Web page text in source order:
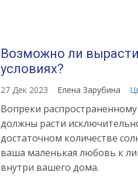
Возможно ли
условиях?
27 Дек 2023 Елена Зарубина
Вопреки
должны расти
достаточном количестве
ваша маленькая любовь к
внутри вашего дома.